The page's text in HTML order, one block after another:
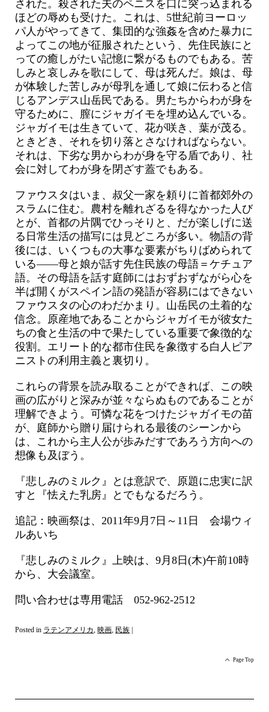
された。殺された夫のペニスを口に突っ込まれる
ほどの辱めも受けた。これは、5世紀前ヨーロッ
パ人がやってきて、集団的な強姦を含めた暴力に
よってこの地が征服されたという、先住民族にと
っての癒しがたい記憶に繋がるものでもある。苦
しみと哀しみを歌にして、母は死んだ。娘は、母
が体験した苦しみが母乳を通して娘に伝わると信
じるアンデス山岳民である。男たちからわが身を
守るために、膣にジャガイモを埋め込んでいる。
ジャガイモは生きていて、花が咲き、葉が茂る。
ときどき、それを切り落とさなければならない。
それは、下劣な男からわが身を守る盾であり、社
会に対してわが身を閉ざす蓋でもある。
ファウスタはいま、叔父一家を頼りに首都郊外の
スラムに住む。農村を離れざるを得なかった人び
とが、首都の片隅でひっそりと、だが楽しげに送
る日常生活の描写には見どころが多い。物語の背
後には、いくつもの大事な要素がちりばめられて
いる――母と娘が話す先住民族の母語＝ケチュア
語。その母語を話す庭師にはおずおずながら心を
半ば開くがスペイン語の発語が容易にはできない
ファウスタの心のわだかまり。山岳民の土着的な
信念。原産地であることからジャガイモが彼女た
ちの食と生活の中で果たしている重要で象徴的な
役割。エリート的な都市住民を象徴する白人ピア
ニストの利用主義と裏切り。
これらの背景を読み取ることができれば、この映
画の広がりと深みが並々ならぬものであることが
理解できよう。可憐な花をつけたジャガイモの苗
が、庭師から贈り届けられる最後のシーンから
は、これから主人公が歩みだすであろう方向への
想像も及ぼう。
『悲しみのミルク』とは意訳で、原題に忠実に訳
すと『怯えた乳房』とでもなるだろう。
追記：映画祭は、2011年9月7日～11日 会場ウィ
ルあいち
『悲しみのミルク』上映は、9月8日(木)午前10時
から、大会議室。
問い合わせは専用電話 052-962-2512
Posted in ラテンアメリカ, 映画, 民族
Page Top